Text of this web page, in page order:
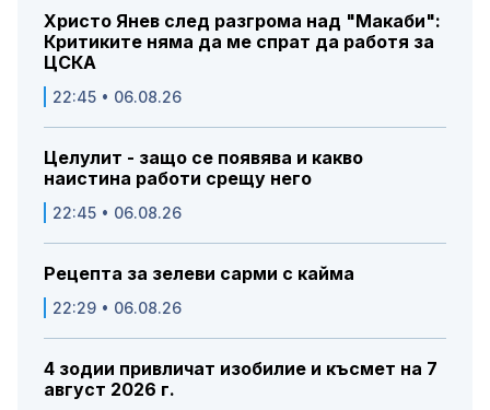
Христо Янев след разгрома над "Макаби":
Критиките няма да ме спрат да работя за
ЦСКА
22:45 • 06.08.26
Целулит - защо се появява и какво
наистина работи срещу него
22:45 • 06.08.26
Рецепта за зелеви сарми с кайма
22:29 • 06.08.26
4 зодии привличат изобилие и късмет на 7
август 2026 г.